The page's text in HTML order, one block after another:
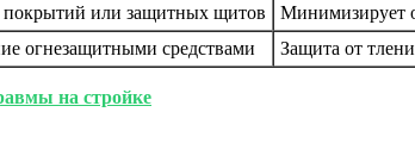
покрытий или защитных щитов
Минимизирует
огнезащитными средствами Защита от
на стройке